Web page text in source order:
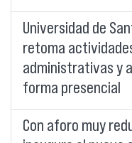
Universidad de
retoma
administrativas y
forma presencial
Con aforo muy